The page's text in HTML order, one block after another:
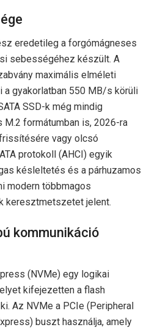
eredetileg a forgómágneses
sebességéhez készült. A
maximális elméleti
gyakorlatban 550 MB/s körüli
SSD-k még mindig
formátumban is, 2026-ra
vagy olcsó
protokoll (AHCI) egyik
késleltetés és a párhuzamos
modern többmagos
keresztmetszetet jelent.
kommunikáció
(NVMe) egy logikai
kifejezetten a flash
Az NVMe a PCIe (Peripheral
buszt használja, amely